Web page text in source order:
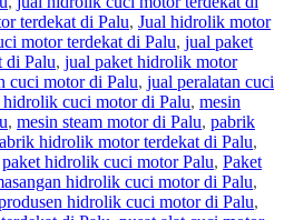
terdekat di Palu, Jual hidrolik motor
motor terdekat di Palu, jual paket
di Palu, jual paket hidrolik motor
cuci motor di Palu, jual peralatan cuci
hidrolik cuci motor di Palu, mesin
, mesin steam motor di Palu, pabrik
hidrolik motor terdekat di Palu,
paket hidrolik cuci motor Palu, Paket
hidrolik cuci motor di Palu,
hidrolik cuci motor di Palu,